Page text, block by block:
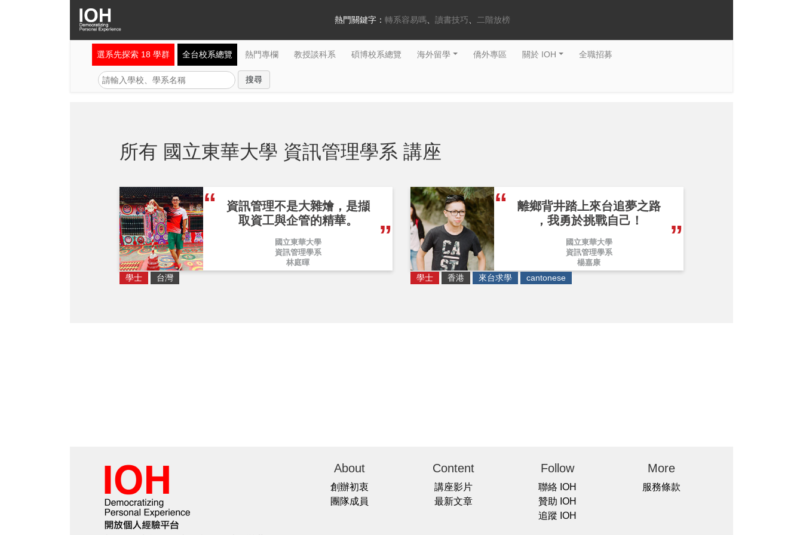
熱門關鍵字： 轉系容易嗎 讀書技巧 二階放榜
選系先探索 18 學群 全台校系總覽 熱門專欄 教授談科系 碩博校系總覽 海外留學 僑外專區 關於 IOH 全職招募
所有 國立東華大學 資訊管理學系 講座
資訊管理不是大雜燴，是擷
取資工與企管的精華。
國立東華大學
資訊管理學系
林庭暉
學士 台灣
離鄉背井踏上來台追夢之路
，我勇於挑戰自己！
國立東華大學
資訊管理學系
楊嘉康
學士 香港 來台求學 cantonese
About
創辦初衷
團隊成員
Content
講座影片
最新文章
Follow
聯絡 IOH
贊助 IOH
追蹤 IOH
More
服務條款